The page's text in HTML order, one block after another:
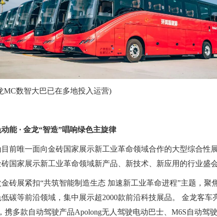
MC数智大巴已在多地投入运营)
能 · 金龙“智造”唱响绿色主旋律
前唯一面向金砖国家展示新工业革命领域合作的大型综合性
国家展示新工业革命领域新产品、新技术、新应用的行业盛
砖展紧扣“共筑智能制造生态 加速新工业革命进程”主题，聚
碳等前沿领域，集中展示超2000款前沿科技展品。 金龙客车
携多款自动驾驶产品Apolong无人驾驶电动巴士、M6S自动驾